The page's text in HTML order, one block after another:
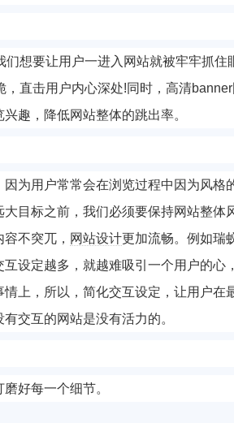
想要让用户一进入网站就被牢牢抓住
直击用户内心深处!同时，高清
趣，降低网站整体的跳出率。
为用户常常会在浏览过程中因为风格
目标之前，我们必须要保持网站整体
不突兀， 网站设计更加流畅。例如瑞
设定越多，就越难吸引一个用户的心
上，所以，简化交互设定，让用户在
交互的网站是没有活力的。
好每一个细节。